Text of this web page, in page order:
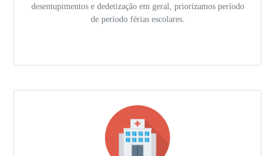
desentupimentos e dedetização em geral, priorizamos período
de período férias escolares.